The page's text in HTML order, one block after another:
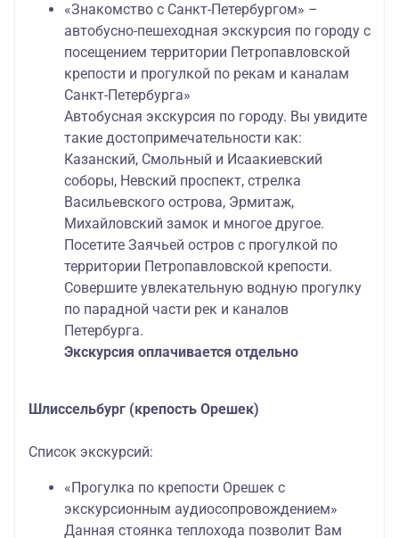
«Знакомство с Санкт-Петербургом» –
автобусно-пешеходная экскурсия по городу с
посещением территории Петропавловской
крепости и прогулкой по рекам и каналам
Санкт-Петербурга»
Автобусная экскурсия по городу. Вы увидите
такие достопримечательности как:
Казанский, Смольный и Исаакиевский
соборы, Невский проспект, стрелка
Васильевского острова, Эрмитаж,
Михайловский замок и многое другое.
Посетите Заячьей остров с прогулкой по
территории Петропавловской крепости.
Совершите увлекательную водную прогулку
по парадной части рек и каналов
Петербурга.
Экскурсия оплачивается отдельно
Шлиссельбург (крепость Орешек)
Список экскурсий:
«Прогулка по крепости Орешек с
экскурсионным аудиосопровождением»
Данная стоянка теплохода позволит Вам